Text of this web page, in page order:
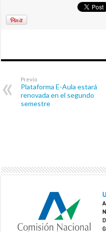
Previo
Plataforma E-Aula estará
renovada en el segundo
semestre